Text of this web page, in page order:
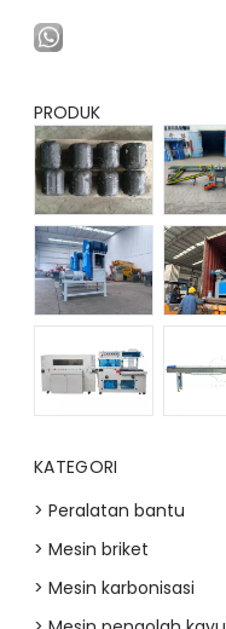
PRODUK
KATEGORI
> Peralatan bantu
> Mesin briket
> Mesin karbonisasi